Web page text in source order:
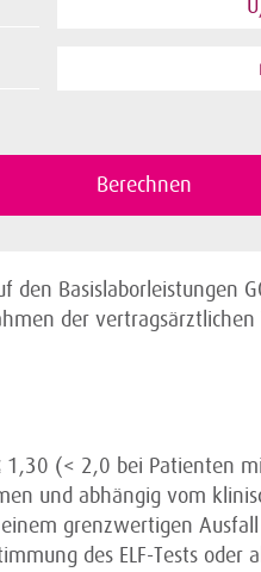
den Basislaborleistungen
der
1,30 (< 2,0 bei Patienten
und abhängig vom
grenzwertigen
des ELF-Tests oder